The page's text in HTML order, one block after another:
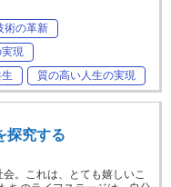
術の革新
現
質の高い人生の実現
探究する
。これは、とても嬉しいこ